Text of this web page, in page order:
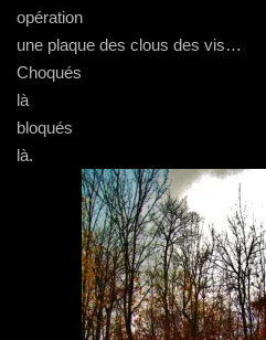
opération
une plaque des clous des vis…
Choqués
là
bloqués
là.